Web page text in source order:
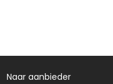
Naar aanbieder